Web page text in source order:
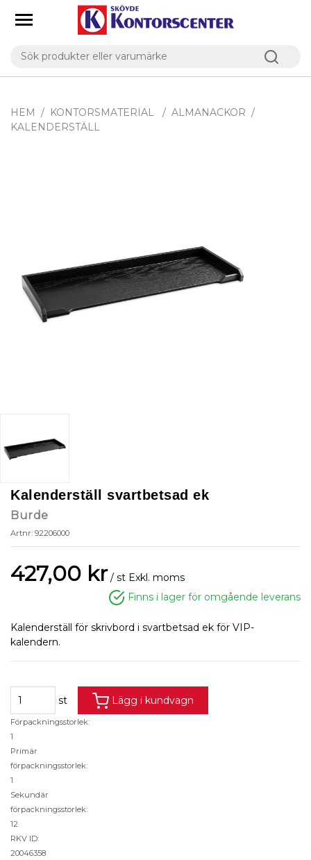
HEM KONTORSMATERIAL
ALMANACKOR
KALENDERSTÄLL
Kalenderställ svartbetsad ek
Burde
Artnr: 92206000
427,00 kr / st Exkl. moms
Finns i lager för omgående leverans
Kalenderställ för skrivbord i svartbetsad ek för VIP-
kalendern.
st
Förpackningsstorlek:
1
Primär
förpackningsstorlek:
1
Sekundär
förpackningsstorlek:
12
RKV ID:
20046358
Lägg i kundvagn